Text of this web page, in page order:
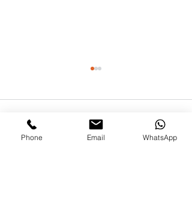
Phone Email WhatsApp